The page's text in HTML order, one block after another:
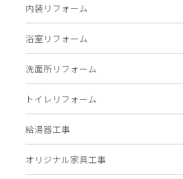
内装リフォーム
浴室リフォーム
洗面所リフォーム
トイレリフォーム
給湯器工事
オリジナル家具工事